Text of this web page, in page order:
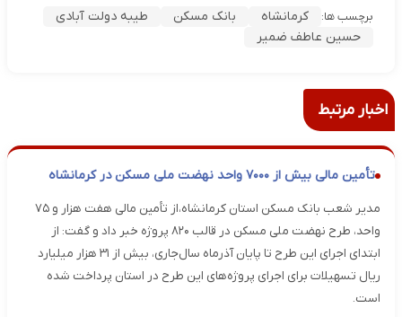
برچسب ها: کرمانشاه بانک مسکن
طیبه دولت آبادی
حسین عاطف ضمیر
اخبار مرتبط
تأمین مالی بیش از ۷۰۰۰ واحد نهضت ملی مسکن در کرمانشاه
مدیر شعب بانک مسکن استان کرمانشاه،از تأمین مالی هفت هزار و ۷۵
واحد، طرح نهضت ملی مسکن در قالب ۸۲۰ پروژه خبر داد و گفت: از
ابتدای اجرای این طرح تا پایان آذرماه سال‌جاری، بیش از ۳۱ هزار میلیارد
ریال تسهیلات برای اجرای پروژه‌های این طرح در استان پرداخت شده
است.